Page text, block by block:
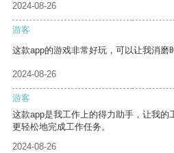
2024-08-26
游客
这款app的游戏非常好玩，可以让我消磨
2024-08-26
游客
这款app是我工作上的得力助手，让我的
更轻松地完成工作任务。
2024-08-26